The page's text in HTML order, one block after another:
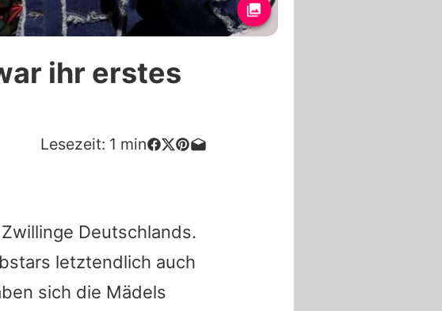
ihr erstes
Lesezeit: 1 min
Deutschlands.
letztendlich auch
sich die Mädels